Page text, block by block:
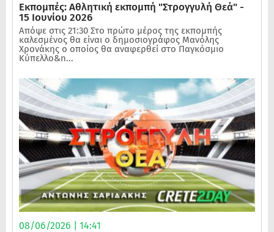
Εκπομπές: Αθλητική εκπομπή "Στρογγυλή Θεά" -
15 Ιουνίου 2026
Απόψε στις 21:30 Στο πρώτο μέρος της εκπομπής
καλεσμένος θα είναι ο δημοσιογράφος Μανόλης
Χρονάκης ο οποίος θα αναφερθεί στο Παγκόσμιο
Κύπελλο&n...
08/06/2026 | 14:41